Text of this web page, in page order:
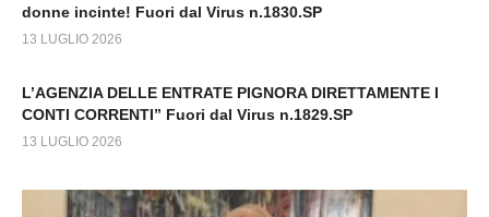
donne incinte! Fuori dal Virus n.1830.SP
13 LUGLIO 2026
L’AGENZIA DELLE ENTRATE PIGNORA DIRETTAMENTE I
CONTI CORRENTI” Fuori dal Virus n.1829.SP
13 LUGLIO 2026